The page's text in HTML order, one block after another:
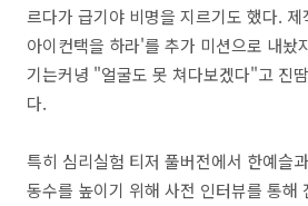
르다가 급기야 비명을 지르기도 했다.
아이컨택을 하라'를 추가 미션으로 내놨
기는커녕 "얼굴도 못 쳐다보겠다"고 진
다.
특히 심리실험 티저 풀버전에서 한예슬
동수를 높이기 위해 사전 인터뷰를 통해